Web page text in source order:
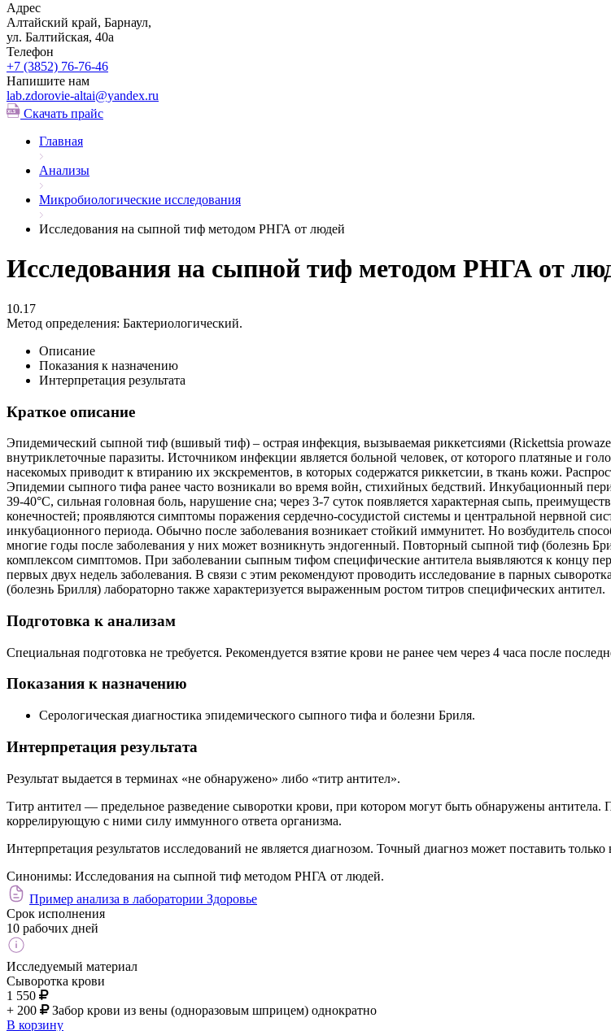
Адрес
Алтайский край, Барнаул,
ул. Балтийская, 40а
Телефон
+7 (3852) 76-76-46
Напишите нам
lab.zdorovie-altai@yandex.ru
Скачать прайс
Главная
Анализы
Микробиологические исследования
Исследования на сыпной тиф методом РНГА от людей
Исследования на сыпной тиф методом РНГА от
10.17
Метод определения: Бактериологический.
Описание
Показания к назначению
Интерпретация результата
Краткое описание
Эпидемический сыпной тиф (вшивый тиф) – острая инфекция, вызываемая риккетсиями (Rickettsia
внутриклеточные паразиты. Источником инфекции является больной человек, от которого платяные и
насекомых приводит к втиранию их экскрементов, в которых содержатся риккетсии, в ткань кожи.
Эпидемии сыпного тифа ранее часто возникали во время войн, стихийных бедствий. Инкубационный
39-40°С, сильная головная боль, нарушение сна; через 3-7 суток появляется характерная сыпь,
конечностей; проявляются симптомы поражения сердечно-сосудистой системы и центральной нервной
инкубационного периода. Обычно после заболевания возникает стойкий иммунитет. Но возбудитель
многие годы после заболевания у них может возникнуть эндогенный. Повторный сыпной тиф (болезнь
комплексом симптомов. При заболевании сыпным тифом специфические антитела выявляются к концу
первых двух недель заболевания. В связи с этим рекомендуют проводить исследование в парных
(болезнь Брилля) лабораторно также характеризуется выраженным ростом титров специфических антител.
Подготовка к анализам
Специальная подготовка не требуется. Рекомендуется взятие крови не ранее чем через 4 часа после
Показания к назначению
Серологическая диагностика эпидемического сыпного тифа и болезни Бриля.
Интерпретация результата
Результат выдается в терминах «не обнаружено» либо «титр антител».
Титр антител — предельное разведение сыворотки крови, при котором могут быть обнаружены антитела.
коррелирующую с ними силу иммунного ответа организма.
Интерпретация результатов исследований не является диагнозом. Точный диагноз может поставить только
Синонимы: Исследования на сыпной тиф методом РНГА от людей.
Пример анализа в лаборатории Здоровье
Срок исполнения
10 рабочих дней
Исследуемый материал
Сыворотка крови
1 550
+ 200
Забор крови из вены (одноразовым шприцем) однократно
В корзину